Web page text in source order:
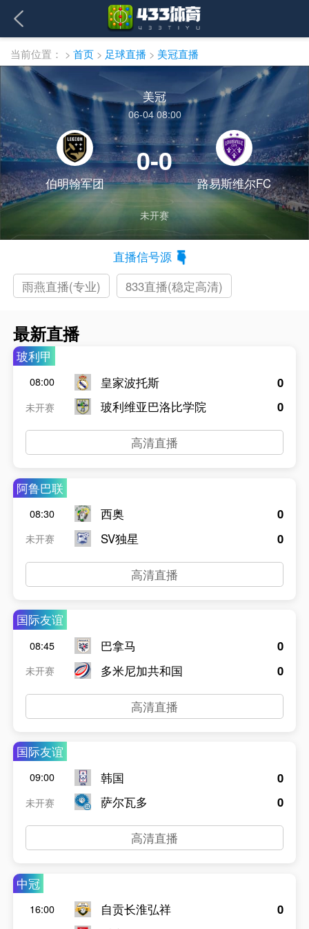
当前位置： > 首页 > 足球直播 > 美冠直播
美冠
06-04 08:00
伯明翰军团
0-0
路易斯维尔FC
未开赛
直播信号源
雨燕直播(专业)
833直播(稳定高清)
最新直播
玻利甲
08:00
未开赛
皇家波托斯
玻利维亚巴洛比学院
0
0
高清直播
阿鲁巴联
08:30
未开赛
西奥
SV独星
0
0
高清直播
国际友谊
08:45
未开赛
巴拿马
多米尼加共和国
0
0
高清直播
国际友谊
09:00
未开赛
韩国
萨尔瓦多
0
0
高清直播
中冠
16:00
自贡长淮弘祥
0